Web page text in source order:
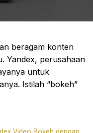
beragam konten
Yandex, perusahaan
untuk
Istilah “bokeh”